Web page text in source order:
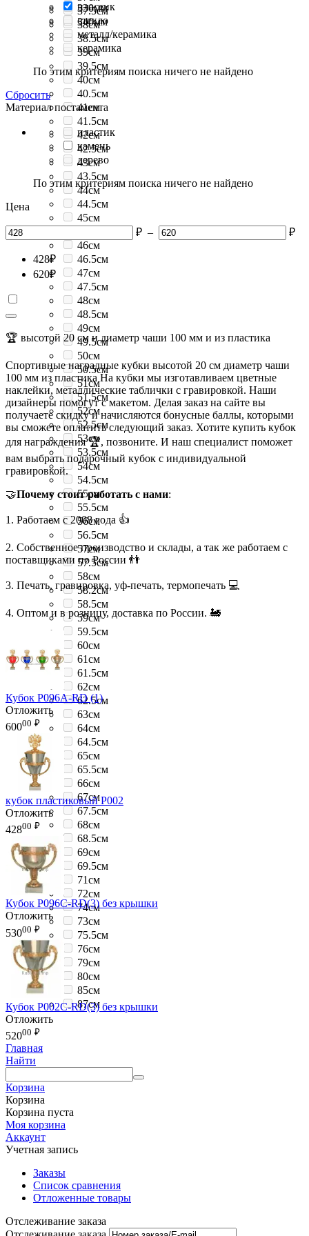
37.5см
38см
38.5см
39см
39.5см
40см
40.5см
41см
41.5см
42см
42.5см
43см
43.5см
44см
44.5см
45см
46см
46.5см
47см
47.5см
48см
48.5см
49см
49.5см
50см
50.5см
51см
51.5см
52см
52.5см
53см
53.5см
54см
54.5см
55см
55.5см
56см
56.5см
57см
57.5см
58см
58.2см
58.5см
59см
59.5см
60см
61см
61.5см
62см
62.5см
63см
64см
64.5см
65см
65.5см
66см
67см
67.5см
68см
68.5см
69см
69.5см
71см
72см
74см
73см
75.5см
76см
79см
80см
85см
87см
330мм
340мм
пластик
стекло
металл/керамика
керамика
По этим критериям поиска ничего не найдено
Сбросить
Материал постамента
пластик
камень
дерево
По этим критериям поиска ничего не найдено
Цена
₽ – ₽
428₽
620₽
🏆 высотой 20 см и диаметр чаши 100 мм и из пластика
Спортивные наградные кубки высотой 20 см диаметр чаши
100 мм из пластика На кубки мы изготавливаем цветные
наклейки, металлические таблички с гравировкой. Наши
дизайнеры помогут с макетом. Делая заказ на сайте вы
получаете скидку и начисляются бонусные баллы, которыми
вы сможете оплатить следующий заказ. Хотите купить кубок
для награждения 🏆, позвоните. И наш специалист поможет
вам выбрать подарочный кубок с индивидуальной
гравировкой.
🤝Почему стоит работать с нами:
1. Работаем с 2008 года 👍
2. Собственное производство и склады, а так же работаем с
поставщиками по России 👬
3. Печать, гравировка, уф-печать, термопечать 💻
4. Оптом и в розницу, доставка по России. 🚂
Кубок P096A-RD (1)
Отложить
60000 ₽
кубок пластиковый P002
Отложить
42800 ₽
Кубок P096C-RD(3) без крышки
Отложить
53000 ₽
Кубок P002C-RD(3) без крышки
Отложить
52000 ₽
Главная
Найти
Корзина
Корзина
Корзина пуста
Моя корзина
Аккаунт
Учетная запись
Заказы
Список сравнения
Отложенные товары
Отслеживание заказа